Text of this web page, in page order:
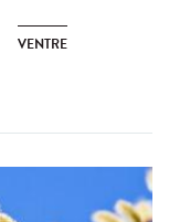
VENTRE